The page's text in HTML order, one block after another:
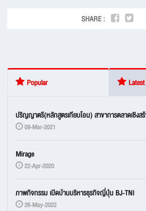
SHARE :
Popular
ปริญญาตรี(หลักสูตรเทียบโอน) สาขาการตลาดเชิงสร้
09-Mar-2021
Mirage
22-Apr-2020
ภาพกิจกรรม เปิดบ้านบริหารธุรกิจญี่ปุ่น BJ-TNI
26-May-2022